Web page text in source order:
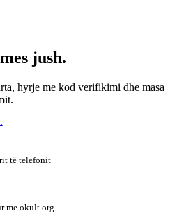
jush.
hyrje me kod verifikimi dhe masa
të telefonit
me okult.org